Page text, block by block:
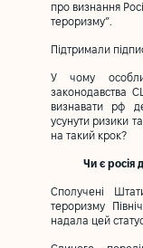
про визнання
тероризму”.
Підтримали
У чому
законодавства
визнавати рф
усунути ризики
на такий крок?
Чи є росія
Сполучені
тероризму
надала цей